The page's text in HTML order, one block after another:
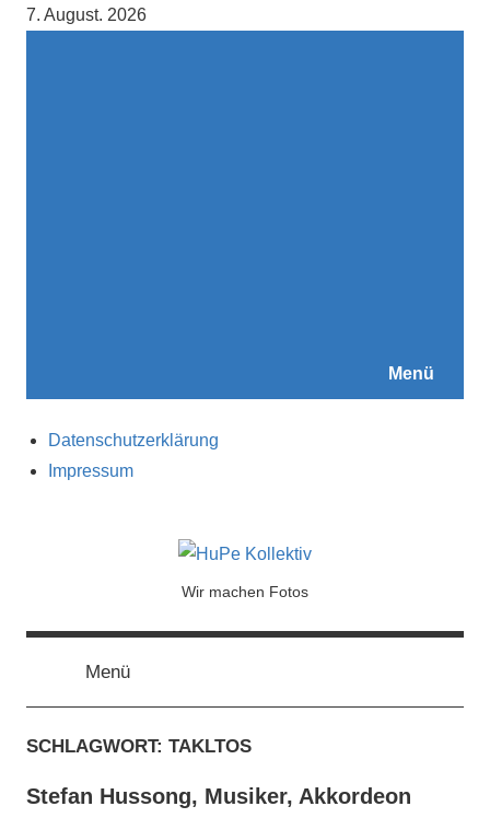
Zum7. August. 2026
Menü
Datenschutzerklärung
Impressum
Kollektiv
Wir machen Fotos
Menü
SCHLAGWORT: TAKLTOS
Stefan Hussong, Musiker, Akkordeon